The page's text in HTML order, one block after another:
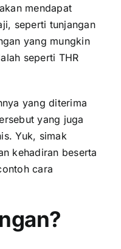
mendapat
seperti tunjangan
yang mungkin
seperti THR
yang diterima
yang juga
Yuk, simak
kehadiran beserta
cara